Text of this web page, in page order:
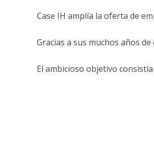
Case IH amplía la oferta de
Gracias a sus muchos años
El ambicioso objetivo